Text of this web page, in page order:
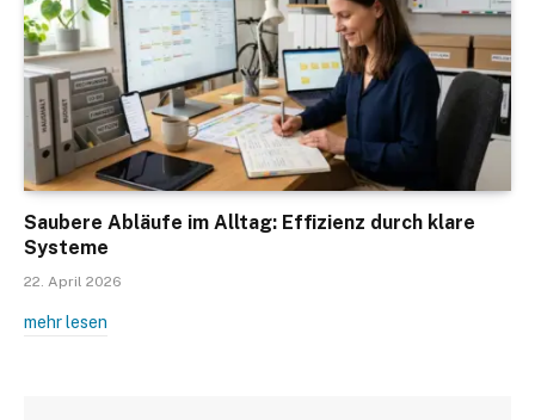
Saubere Abläufe im Alltag: Effizienz durch klare
Systeme
22. April 2026
mehr lesen